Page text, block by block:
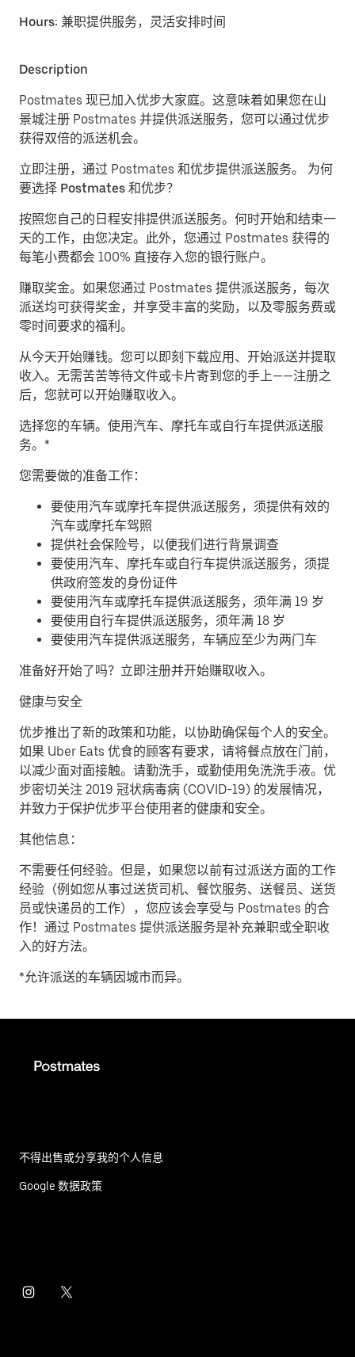
Hours: 兼职提供服务，灵活安排时间
Description
Postmates 现已加入优步大家庭。这意味着如果您在山
景城注册 Postmates 并提供派送服务，您可以通过优步
获得双倍的派送机会。
立即注册，通过 Postmates 和优步提供派送服务。 为何
要选择 Postmates 和优步？
按照您自己的日程安排提供派送服务。 何时开始和结束一
天的工作，由您决定。此外，您通过 Postmates 获得的
每笔小费都会 100% 直接存入您的银行账户。
赚取奖金。 如果您通过 Postmates 提供派送服务，每次
派送均可获得奖金，并享受丰富的奖励，以及零服务费或
零时间要求的福利。
从今天开始赚钱。 您可以即刻下载应用、开始派送并提取
收入。无需苦苦等待文件或卡片寄到您的手上——注册之
后，您就可以开始赚取收入。
​选择您的车辆。使用汽车、摩托车或自行车提供派送服
务。*
您需要做的准备工作：
要使用汽车或摩托车提供派送服务，须提供有效的
汽车或摩托车驾照
提供社会保险号，以便我们进行背景调查
要使用汽车、摩托车或自行车提供派送服务，须提
供政府签发的身份证件
要使用汽车或摩托车提供派送服务，须年满 19 岁
要使用自行车提供派送服务，须年满 18 岁
要使用汽车提供派送服务，车辆应至少为两门车
准备好开始了吗？立即注册并开始赚取收入。
健康与安全
优步推出了新的政策和功能，以协助确保每个人的安全。
如果 Uber Eats 优食的顾客有要求，请将餐点放在门前，
以减少面对面接触。请勤洗手，或勤使用免洗洗手液。优
步密切关注 2019 冠状病毒病 (COVID-19) 的发展情况，
并致力于保护优步平台使用者的健康和安全。
其他信息：
不需要任何经验。但是，如果您以前有过派送方面的工作
经验（例如您从事过送货司机、餐饮服务、送餐员、送货
员或快递员的工作），您应该会享受与 Postmates 的合
作！通过 Postmates 提供派送服务是补充兼职或全职收
入的好方法。
*允许派送的车辆因城市而异。
不得出售或分享我的个人信息
Google 数据政策